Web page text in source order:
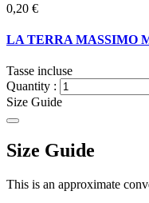
0,20 €
LA TERRA MASSIMO
Tasse incluse
Quantity :
Size Guide
Size Guide
This is an approximate